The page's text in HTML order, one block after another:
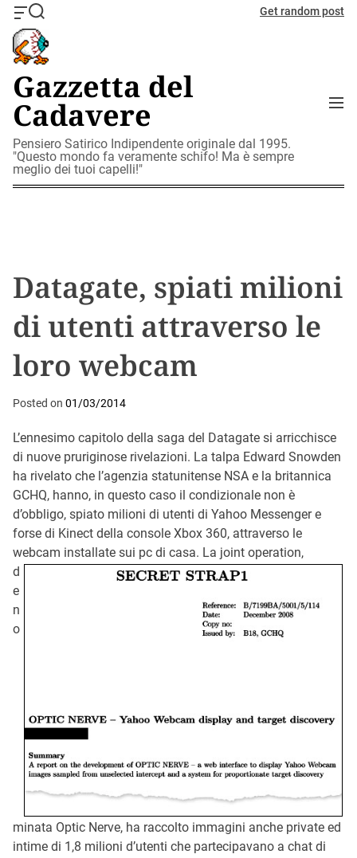
O
f
f
c
a
n
v
a
s
W
i
d
S
e
a
r
c
h
Get random post
Gazzetta del
Cadavere
Pensiero Satirico Indipendente originale dal 1995.
"Questo mondo fa veramente schifo! Ma è sempre
meglio dei tuoi capelli!"
M
Datagate, spiati milioni
di utenti attraverso le
loro webcam
Posted on 01/03/2014
L’ennesimo capitolo della saga del Datagate si arricchisce
di nuove pruriginose rivelazioni. La talpa Edward Snowden
ha rivelato che l’agenzia statunitense NSA e la britannica
GCHQ, hanno, in questo caso il condizionale non è
d’obbligo, spiato milioni di utenti di Yahoo Messenger e
forse di Kinect della console Xbox 360, attraverso le
webcam installate sui pc di casa. La joint operation,
d
e
n
o
minata Optic Nerve, ha raccolto immagini anche private ed
intime di 1,8 milioni d’utenti che partecipavano a chat di